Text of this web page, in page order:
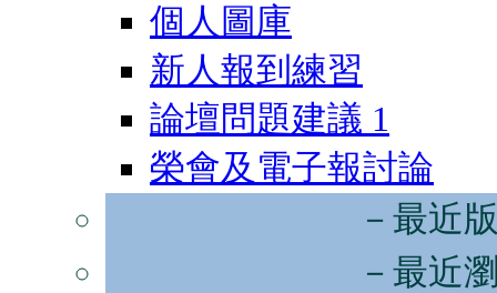
個人圖庫
新人報到練習
論壇問題建議 1
榮會及電子報討論
－最近
－最近